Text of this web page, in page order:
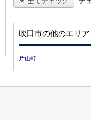
吹田市の他のエリ
片山町